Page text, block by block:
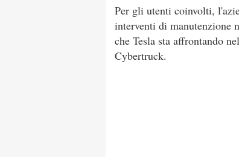
Per gli utenti coinvolti,
interventi di manutenzione
che Tesla sta affrontando
Cybertruck.